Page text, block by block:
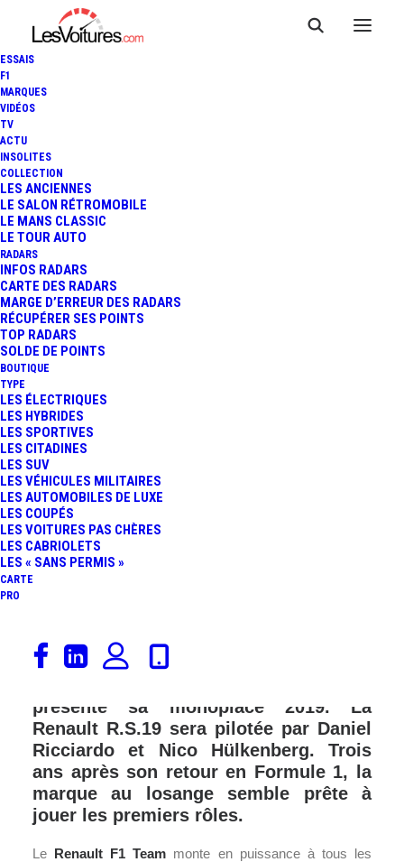
ESSAIS
F1
MARQUES
VIDÉOS
TV
ACTU
INSOLITES
COLLECTION
LES ANCIENNES
LE SALON RÉTROMOBILE
LE MANS CLASSIC
LE TOUR AUTO
RADARS
INFOS RADARS
CARTE DES RADARS
MARGE D’ERREUR DES RADARS
RÉCUPÉRER SES POINTS
TOP RADARS
SOLDE DE POINTS
BOUTIQUE
TYPE
LES ÉLECTRIQUES
LES HYBRIDES
LES SPORTIVES
LES CITADINES
LES SUV
LES VÉHICULES MILITAIRES
LES AUTOMOBILES DE LUXE
LES COUPÉS
LES VOITURES PAS CHÈRES
LES CABRIOLETS
LES « SANS PERMIS »
CARTE
PRO
F1 : RENAULT DÉVOILE LA
3 Minutes
A quelques jours des premiers essais
d’avant-saison qui se dérouleront à
présente sa monoplace 2019. La
Renault R.S.19 sera pilotée par Daniel
Ricciardo et Nico Hülkenberg. Trois
ans après son retour en Formule 1, la
marque au losange semble prête à
jouer les premiers rôles.
Le Renault F1 Team monte en puissance à tous les